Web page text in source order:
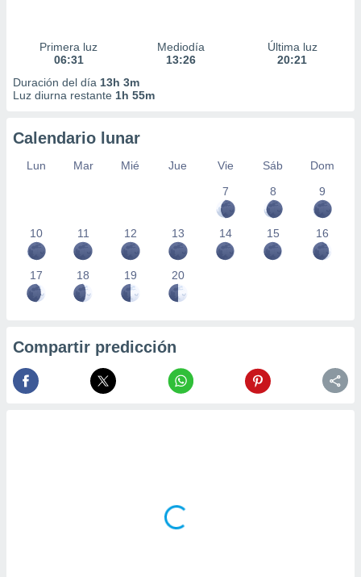
Primera luz
06:31
Mediodía
13:26
Última luz
20:21
Duración del día 13h 3m
Luz diurna restante 1h 55m
Calendario lunar
Lun Mar Mié Jue Vie Sáb
Dom
7
8 9
10 11 12 13 14 15 16
17 18 19 20
Compartir predicción